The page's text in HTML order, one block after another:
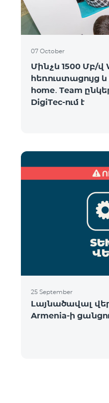
07 October
Մինչև 1500 Մբ/վ
home․ Team
DigiTec-ում է
25 September
Լայնածավալ
Armenia-ի